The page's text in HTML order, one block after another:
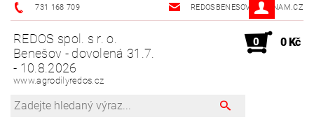
731 168 709 REDOSBENESOV@SEZNAM.CZ
REDOS spol. s r. o.
Benešov - dovolená 31.7.
- 10.8.2026
www.agrodilyredos.cz
0 0 Kč